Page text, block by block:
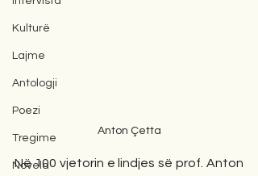
Kulturë
Lajme
Antologji
Poezi
Tregime
Novela
Anton Çetta
Në 100 vjetorin e lindjes së prof. Anton